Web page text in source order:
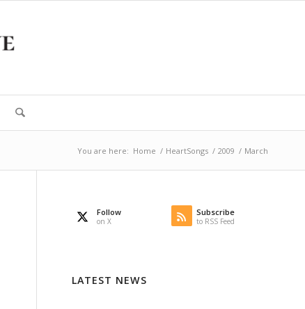
You are here: Home / HeartSongs / 2009 / March
Follow
on X
Subscribe
to RSS Feed
LATEST NEWS